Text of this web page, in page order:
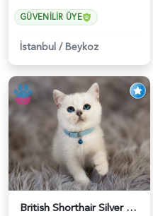
GÜVENILIR ÜYE
İstanbul /Beykoz
British Shorthair Silver Point Erkek 2 Aylık - 6122